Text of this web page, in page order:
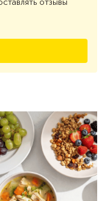
отзывы